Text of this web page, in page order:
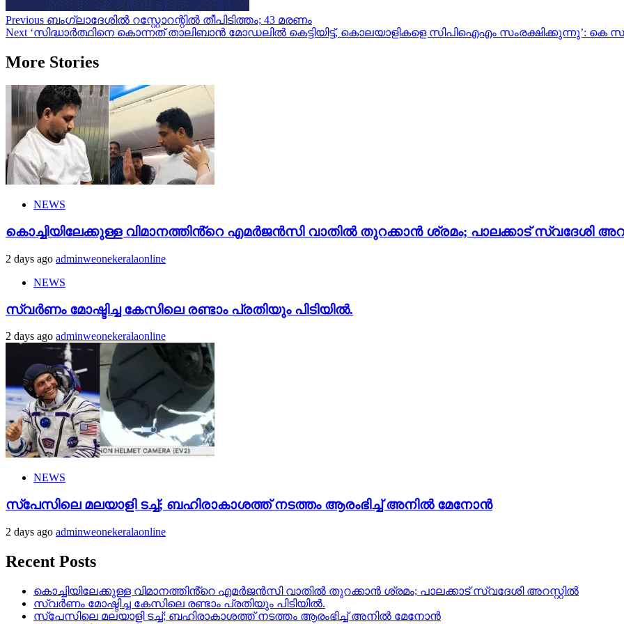
Post
navigation
Previous ബം​ഗ്ലാദേശിൽ റസ്റ്റോറന്റിൽ തീപിടിത്തം; 43 മരണം
Next ‘സിദ്ധാർത്ഥിനെ കൊന്നത് താലിബാൻ മോഡലിൽ കെട്ടിയിട്ട്, കൊലയാളികളെ സിപിഐഎം സംരക്ഷിക്കുന്നു’: കെ
More Stories
NEWS
കൊച്ചിയിലേക്കുള്ള വിമാനത്തിൻ്റെ എമര്‍ജന്‍സി വാതില്‍ തുറക്കാന്‍ ശ്രമം; പാലക്കാട് സ്വദേശി
2 days ago adminweonekeralaonline
NEWS
സ്വർണം മോഷ്ടിച്ച കേസിലെ രണ്ടാം പ്രതിയും പിടിയിൽ.
2 days ago adminweonekeralaonline
NEWS
സ്‌പേസിലെ മലയാളി ടച്ച്; ബഹിരാകാശത്ത് നടത്തം ആരംഭിച്ച് അനില്‍ മേനോന്‍
2 days ago adminweonekeralaonline
Recent Posts
കൊച്ചിയിലേക്കുള്ള വിമാനത്തിൻ്റെ എമര്‍ജന്‍സി വാതില്‍ തുറക്കാന്‍ ശ്രമം; പാലക്കാട് സ്വദേശി അറസ്റ്റില്‍
സ്വർണം മോഷ്ടിച്ച കേസിലെ രണ്ടാം പ്രതിയും പിടിയിൽ.
സ്‌പേസിലെ മലയാളി ടച്ച്; ബഹിരാകാശത്ത് നടത്തം ആരംഭിച്ച് അനില്‍ മേനോന്‍